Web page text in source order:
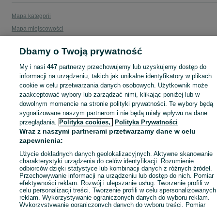
Mapa kategorii
Mapa miejscowości
Popularne wyszukiwania
Dbamy o Twoją prywatność
My i nasi447 partnerzy przechowujemy lub uzyskujemy dostęp do
informacji na urządzeniu, takich jak unikalne identyfikatory w plikach
cookie w celu przetwarzania danych osobowych. Użytkownik może
zaakceptować wybory lub zarządzać nimi, klikając poniżej lub w
dowolnym momencie na stronie polityki prywatności. Te wybory będą
sygnalizowane naszym partnerom i nie będą miały wpływu na dane
przeglądania. Polityka cookies, Polityka Prywatności
Wraz z naszymi partnerami przetwarzamy dane w celu
zapewnienia:
Użycie dokładnych danych geolokalizacyjnych. Aktywne skanowanie
charakterystyki urządzenia do celów identyfikacji. Rozumienie
odbiorców dzięki statystyce lub kombinacji danych z różnych źródeł.
Przechowywanie informacji na urządzeniu lub dostęp do nich. Pomiar
efektywności reklam. Rozwój i ulepszanie usług. Tworzenie profili w
celu personalizacji treści. Tworzenie profili w celu spersonalizowanych
reklam. Wykorzystywanie ograniczonych danych do wyboru reklam.
Wykorzystywanie ograniczonych danych do wyboru treści. Pomiar